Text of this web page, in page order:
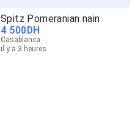
Spitz Pomeranian nain
4 500DH
Casablanca
il y a 3 heures